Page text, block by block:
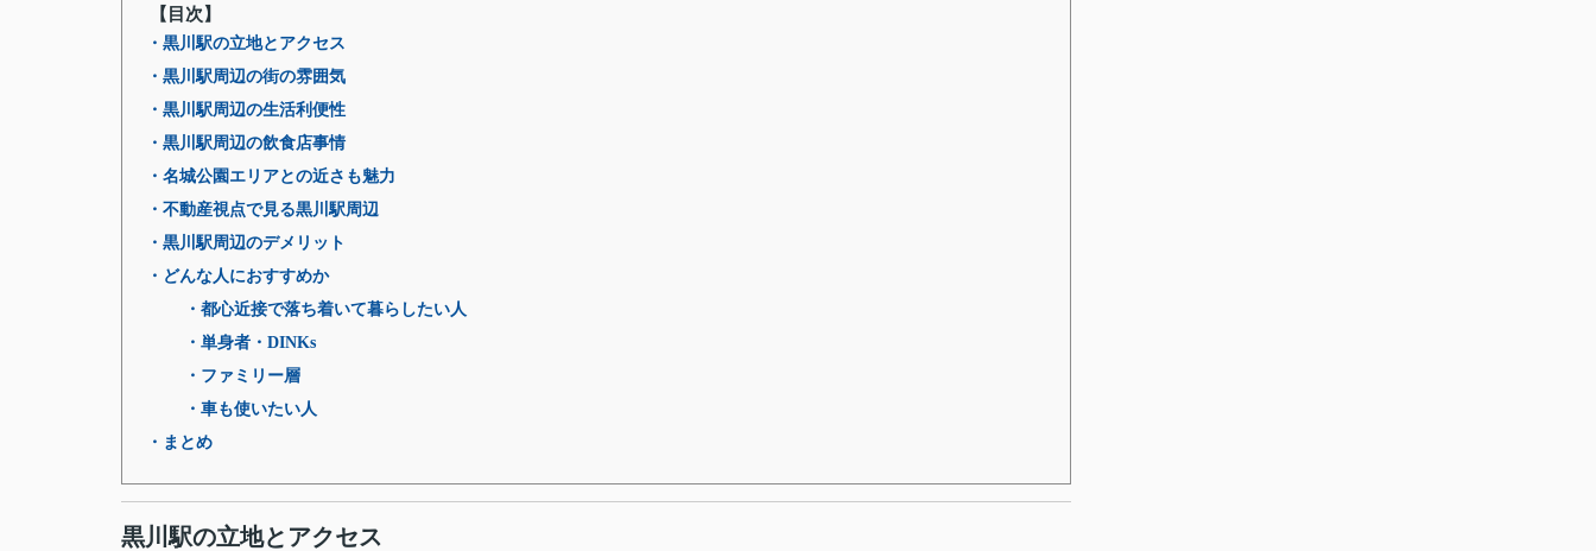
【目次】
・黒川駅の立地とアクセス
・黒川駅周辺の街の雰囲気
・黒川駅周辺の生活利便性
・黒川駅周辺の飲食店事情
・名城公園エリアとの近さも魅力
・不動産視点で見る黒川駅周辺
・黒川駅周辺のデメリット
・どんな人におすすめか
・都心近接で落ち着いて暮らしたい人
・単身者・DINKs
・ファミリー層
・車も使いたい人
・まとめ
黒川駅の立地とアクセス